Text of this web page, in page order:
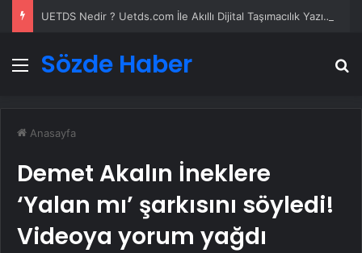
UETDS Nedir ? Uetds.com İle Akıllı Dijital Taşımacılık Yazılımı
Menü
Sözde Haber
Anasayfa
Demet Akalın İneklere
‘Yalan mı’ şarkısını söyledi!
Videoya yorum yağdı